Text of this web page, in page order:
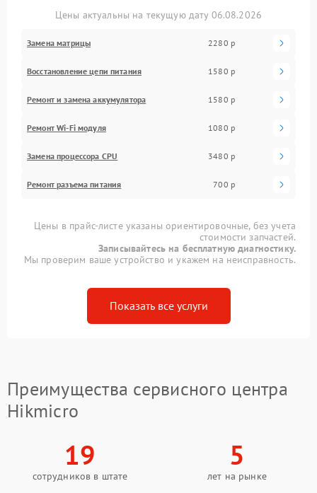
Цены актуальны на текущую дату 06.08.2026
Замена матрицы 2280 р
Восстановление цепи питания 1580 р
Ремонт и замена аккумулятора 1580 р
Ремонт Wi-Fi модуля 1080 р
Замена процессора CPU 3480 р
Ремонт разъема питания 700 р
Цены в прайс-листе указаны ориентировочные, без учета
стоимости запчастей.
Записывайтесь на бесплатную диагностику.
Мы проверим ваше устройство и укажем на неисправность.
Показать все услуги
Преимущества сервисного центра
Hikmicro
19
сотрудников в штате
5
лет на рынке